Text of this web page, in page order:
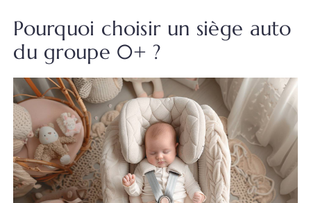
Pourquoi choisir un siège auto
du groupe 0+ ?